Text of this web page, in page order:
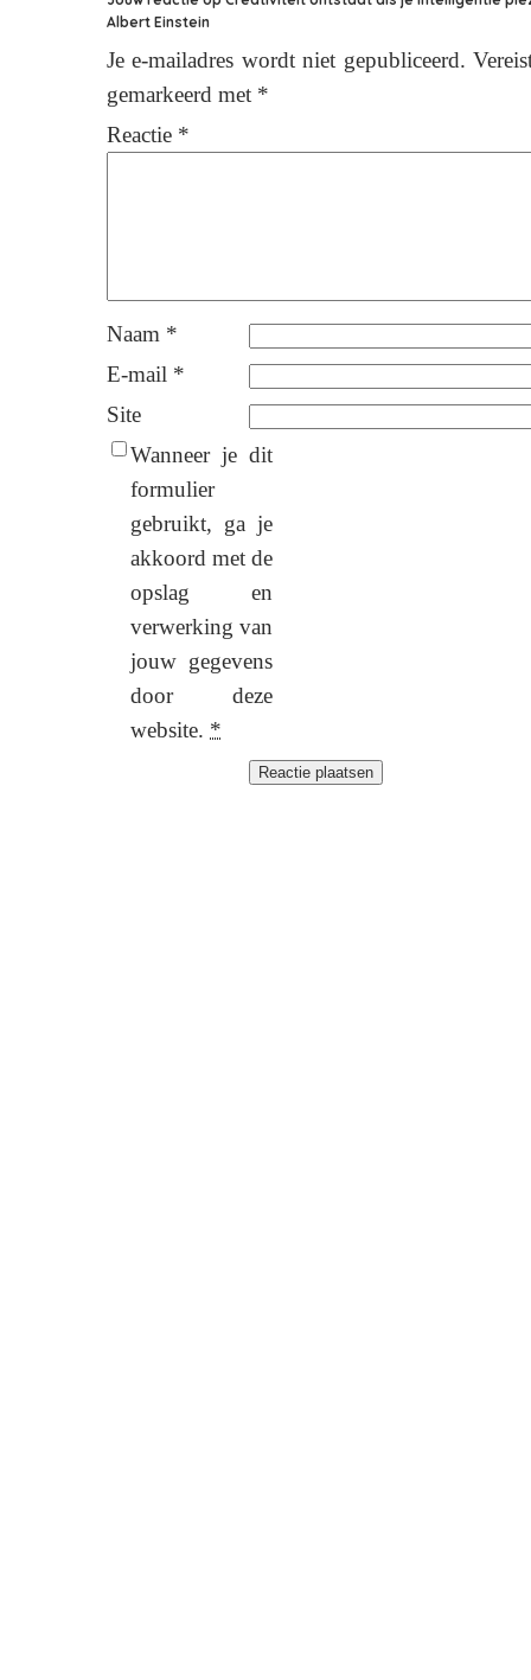
Albert Einstein
Je e-mailadres wordt niet gepubliceerd.
gemarkeerd met *
Reactie *
Naam *
E-mail *
Site
Wanneer je dit
formulier
gebruikt, ga je
akkoord met de
opslag en
verwerking van
jouw gegevens
door deze
website. *